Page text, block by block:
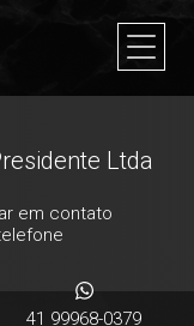
Ltda
em contato
41 99968-0379